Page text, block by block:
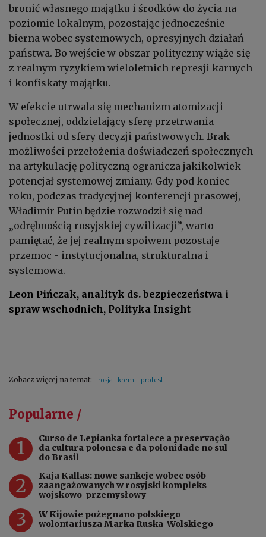
bronić własnego majątku i środków do życia na
poziomie lokalnym, pozostając jednocześnie
bierna wobec systemowych, opresyjnych działań
państwa. Bo wejście w obszar polityczny wiąże się
z realnym ryzykiem wieloletnich represji karnych
i konfiskaty majątku.
W efekcie utrwala się mechanizm atomizacji
społecznej, oddzielający sferę przetrwania
jednostki od sfery decyzji państwowych. Brak
możliwości przełożenia doświadczeń społecznych
na artykulację polityczną ogranicza jakikolwiek
potencjał systemowej zmiany. Gdy pod koniec
roku, podczas tradycyjnej konferencji prasowej,
Władimir Putin będzie rozwodził się nad
„odrębnością rosyjskiej cywilizacji”, warto
pamiętać, że jej realnym spoiwem pozostaje
przemoc - instytucjonalna, strukturalna i
systemowa.
Leon Pińczak, analityk ds. bezpieczeństwa i
spraw wschodnich, Polityka Insight
Zobacz więcej na temat: rosja kreml protest
Popularne /
1
Curso de Lepianka fortalece a preservação
da cultura polonesa e da polonidade no sul
do Brasil
2
Kaja Kallas: nowe sankcje wobec osób
zaangażowanych w rosyjski kompleks
wojskowo-przemysłowy
3
W Kijowie pożegnano polskiego
wolontariusza Marka Ruska-Wolskiego